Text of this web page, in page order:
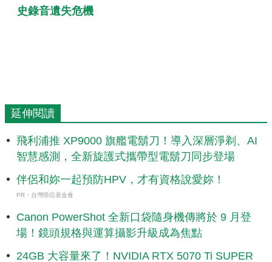
史錄音遺失危機
延伸閱讀
飛利浦推 XP9000 旗艦電鬍刀！導入深層淨剃、AI
智慧感測，全新旋護式攜帶型電鬍刀同步登場
伴侶和妳一起預防HPV，才有資格說愛妳！
PR・台灣癌症基金會
Canon PowerShot 全新口袋隨身機傳將於 9 月登
場！鏡頭規格與運算攝影升級成為焦點
24GB 大容量來了！NVIDIA RTX 5070 Ti SUPER